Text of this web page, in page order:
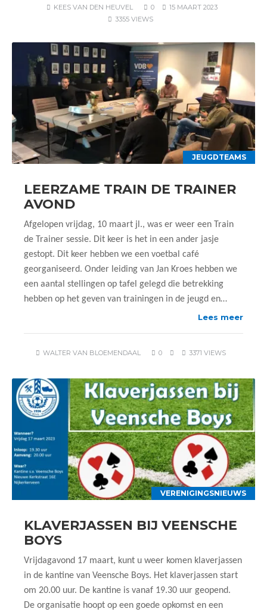
KEES VAN DEN HEUVEL 0
15 MAART 2023
3355 VIEWS
JEUGDTEAMS
LEERZAME TRAIN DE TRAINER
AVOND
Afgelopen vrijdag, 10 maart jl., was er weer een Train
de Trainer sessie. Dit keer is het in een ander jasje
gestopt. Dit keer hebben we een voetbal café
georganiseerd. Onder leiding van Jan Kroes hebben we
een aantal stellingen op tafel gelegd die betrekking
hebben op het geven van trainingen in de jeugd en…
Lees meer
WALTER VAN BLOEMENDAAL 0 3371 VIEWS
VERENIGINGSNIEUWS
KLAVERJASSEN BIJ VEENSCHE
BOYS
Vrijdagavond 17 maart, kunt u weer komen klaverjassen
in de kantine van Veensche Boys. Het klaverjassen start
om 20.00 uur. De kantine is vanaf 19.30 uur geopend.
De organisatie hoopt op een goede opkomst en een